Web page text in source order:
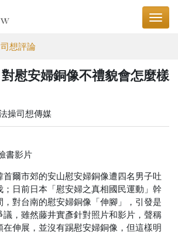
司想評論
對慰安婦銅像不禮貌會怎麼樣
操司想傳媒
書影片
首爾市郊的安山慰安婦銅像遭四名男子吐
；日前日本「慰安婦之真相國民運動」幹
，對台南的慰安婦銅像「伸腳」，引發是
議，雖然藤井實彥針對照片和影片，聲稱
伸展，並沒有踢慰安婦銅像，但這樣明